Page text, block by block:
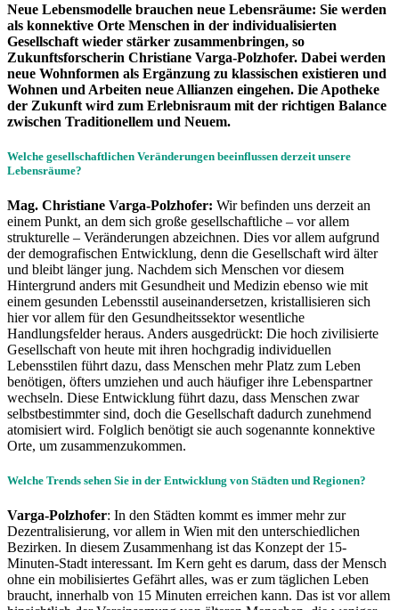
Neue Lebensmodelle brauchen neue Lebensräume: Sie werden
als konnektive Orte Menschen in der individualisierten
Gesellschaft wieder stärker zusammenbringen, so
Zukunftsforscherin Christiane Varga-Polzhofer. Dabei werden
neue Wohnformen als Ergänzung zu klassischen existieren und
Wohnen und Arbeiten neue Allianzen eingehen. Die Apotheke
der Zukunft wird zum Erlebnisraum mit der richtigen Balance
zwischen Traditionellem und Neuem.
Welche gesellschaftlichen Veränderungen beeinflussen derzeit unsere
Lebensräume?
Mag. Christiane Varga-Polzhofer: Wir befinden uns derzeit an
einem Punkt, an dem sich große gesellschaftliche – vor allem
strukturelle – Veränderungen abzeichnen. Dies vor allem aufgrund
der demografischen Entwicklung, denn die Gesellschaft wird älter
und bleibt länger jung. Nachdem sich Menschen vor diesem
Hintergrund anders mit Gesundheit und Medizin ebenso wie mit
einem gesunden Lebensstil auseinandersetzen, kristallisieren sich
hier vor allem für den Gesundheitssektor wesentliche
Handlungsfelder heraus. Anders ausgedrückt: Die hoch zivilisierte
Gesellschaft von heute mit ihren hochgradig individuellen
Lebensstilen führt dazu, dass Menschen mehr Platz zum Leben
benötigen, öfters umziehen und auch häufiger ihre Lebenspartner
wechseln. Diese Entwicklung führt dazu, dass Menschen zwar
selbstbestimmter sind, doch die Gesellschaft dadurch zunehmend
atomisiert wird. Folglich benötigt sie auch sogenannte konnektive
Orte, um zusammenzukommen.
Welche Trends sehen Sie in der Entwicklung von Städten und Regionen?
Varga-Polzhofer: In den Städten kommt es immer mehr zur
Dezentralisierung, vor allem in Wien mit den unterschiedlichen
Bezirken. In diesem Zusammenhang ist das Konzept der 15-
Minuten-Stadt interessant. Im Kern geht es darum, dass der Mensch
ohne ein mobilisiertes Gefährt alles, was er zum täglichen Leben
braucht, innerhalb von 15 Minuten erreichen kann. Das ist vor allem